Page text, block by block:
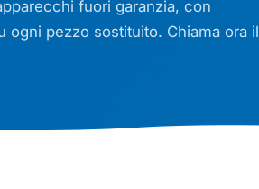
fuori garanzia, con
ogni pezzo sostituito. Chiama ora il